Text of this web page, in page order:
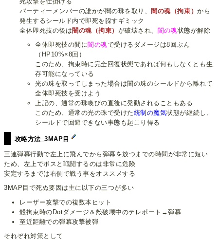
パーティーメンバーの誰かが闇の珠を取り、
闇の魂（拘束）から
発生するシールド内で即死を躱すギミック
全体即死技の後は 闇の魂（拘束） が破壊され、 闇の魂状態が解除
全体即死技の間に闇の魂で受けるダメージは8回ぶん
（HP10%×8回）
このため、拘束時に完全回復状態であれば何もしなくとも生
存可能になっている
光の珠を取ってしまった場合は闇の珠のシールドから離れて
全体即死技を受けよう
上記の、通常の珠喚びの直後に発動されることもある
このため、通常の光の珠で受けた統制の魔気状態が継続し、
シールドで回避できない事態も起こり得る
攻略方法_3MAP目
三連弾幕行動で左上に飛んでから弾幕を放つまでの時間が非常に短い
ため、左上でボスと戦闘するのは非常に危険
安定するまでは右側で戦う事をオススメする
3MAP目で死ぬ要因は主に以下の三つが多い
レーザー攻撃での複数本ヒット
殻拘束時のDotダメージ＆殻破壊中のテレポート→弾幕
至近距離での弾幕攻撃被弾
それぞれ対策として